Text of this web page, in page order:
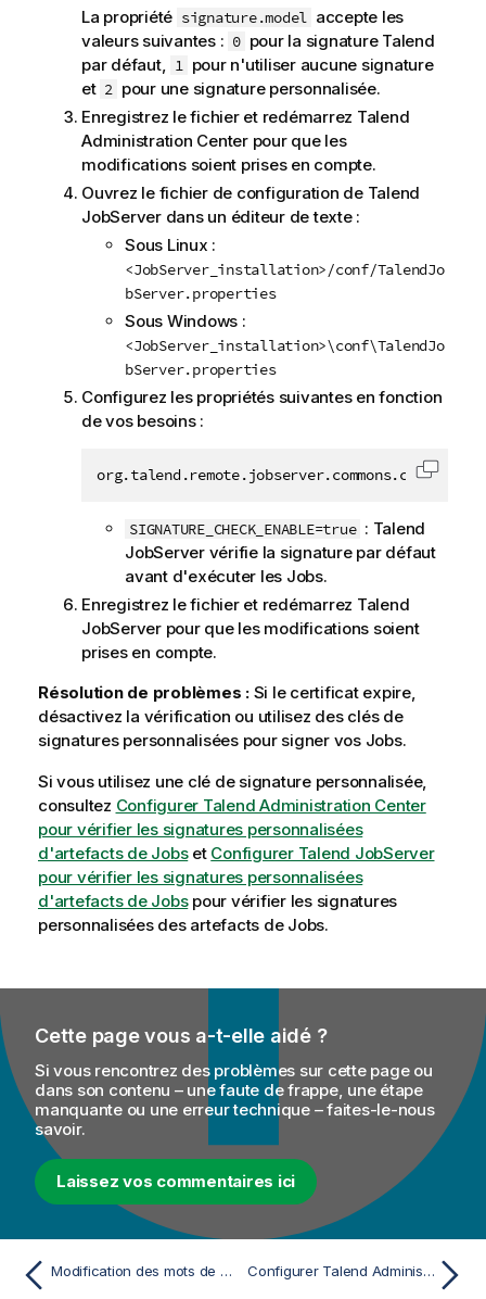
La propriété signature.model accepte les
valeurs suivantes : 0 pour la signature Talend
par défaut, 1 pour n'utiliser aucune signature
et 2 pour une signature personnalisée.
Enregistrez le fichier et redémarrez Talend
Administration Centerpour que les
modifications soient prises en compte.
Ouvrez le fichier de configuration de Talend
JobServerdans un éditeur de texte :
Sous Linux :
<JobServer_installation>/conf/TalendJo
bServer.properties
Sous Windows :
<JobServer_installation>\conf\TalendJo
bServer.properties
Configurez les propriétés suivantes en fonction
de vos besoins :
Copier
SIGNATURE_CHECK_ENABLE=true : Talend
JobServervérifie la signature par défaut
avant d'exécuter les Jobs.
Enregistrez le fichier et redémarrez Talend
JobServerpour que les modifications soient
prises en compte.
Résolution de problèmes :Si le certificat expire,
désactivez la vérification ou utilisez des clés de
signatures personnalisées pour signer vos Jobs.
Si vous utilisez une clé de signature personnalisée,
consultez Configurer Talend Administration Center
pour vérifier les signatures personnalisées
d'artefacts de Jobset Configurer Talend JobServer
pour vérifier les signatures personnalisées
d'artefacts de Jobspour vérifier les signatures
personnalisées des artefacts de Jobs.
Cette page vous a-t-elle aidé ?
Si vous rencontrez des problèmes sur cette page ou
dans son contenu – une faute de frappe, une étape
manquante ou une erreur technique – faites-le-nous
savoir.
Laissez vos commentaires ici
Modification des mots de passe utilisateur·trice Configurer Talend Administration Center pour vérifier les signatures personnalisées d'artefacts de Jobs